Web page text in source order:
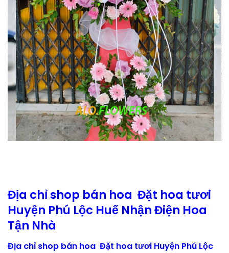
Địa chỉ shop bán hoa Đặt hoa tươi
Huyện Phú Lộc Huế Nhận Điện Hoa
Tận Nhà
Địa chỉ shop bán hoa Đặt hoa tươi Huyện Phú Lộc